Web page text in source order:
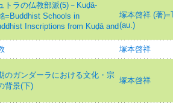
トラの仏教部派(5)－Kuḍā-
=Buddhist Schools in
Inscriptions from Kuḍā and
塚本啓祥 (著
(au.)
塚本啓祥
のガンダーラにおける文化・宗
背景(下)
塚本啓祥